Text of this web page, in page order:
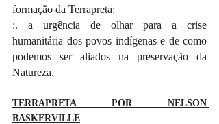
formação da Terrapreta;
:. a urgência de olhar para a crise
humanitária dos povos indígenas e de como
podemos ser aliados na preservação da
Natureza.
TERRAPRETA POR NELSON
BASKERVILLE